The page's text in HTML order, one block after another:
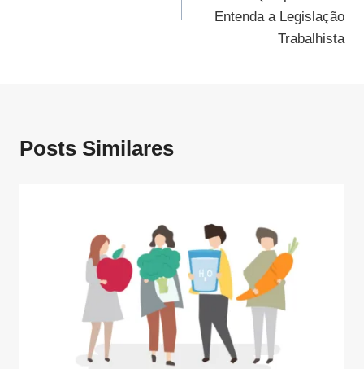
Entenda a Legislação
Trabalhista
Posts Similares